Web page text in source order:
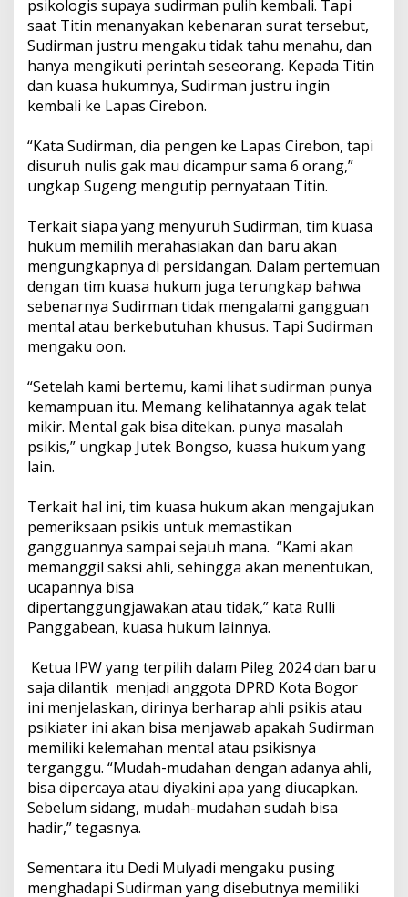
psikologis supaya sudirman pulih kembali. Tapi
saat Titin menanyakan kebenaran surat tersebut,
Sudirman justru mengaku tidak tahu menahu, dan
hanya mengikuti perintah seseorang. Kepada Titin
dan kuasa hukumnya, Sudirman justru ingin
kembali ke Lapas Cirebon.
“Kata Sudirman, dia pengen ke Lapas Cirebon, tapi
disuruh nulis gak mau dicampur sama 6 orang,”
ungkap Sugeng mengutip pernyataan Titin.
Terkait siapa yang menyuruh Sudirman, tim kuasa
hukum memilih merahasiakan dan baru akan
mengungkapnya di persidangan. Dalam pertemuan
dengan tim kuasa hukum juga terungkap bahwa
sebenarnya Sudirman tidak mengalami gangguan
mental atau berkebutuhan khusus. Tapi Sudirman
mengaku oon.
“Setelah kami bertemu, kami lihat sudirman punya
kemampuan itu. Memang kelihatannya agak telat
mikir. Mental gak bisa ditekan. punya masalah
psikis,” ungkap Jutek Bongso, kuasa hukum yang
lain.
Terkait hal ini, tim kuasa hukum akan mengajukan
pemeriksaan psikis untuk memastikan
gangguannya sampai sejauh mana. “Kami akan
memanggil saksi ahli, sehingga akan menentukan,
ucapannya bisa
dipertanggungjawakan atau tidak,” kata Rulli
Panggabean, kuasa hukum lainnya.
Ketua IPW yang terpilih dalam Pileg 2024 dan baru
saja dilantik menjadi anggota DPRD Kota Bogor
ini menjelaskan, dirinya berharap ahli psikis atau
psikiater ini akan bisa menjawab apakah Sudirman
memiliki kelemahan mental atau psikisnya
terganggu. “Mudah-mudahan dengan adanya ahli,
bisa dipercaya atau diyakini apa yang diucapkan.
Sebelum sidang, mudah-mudahan sudah bisa
hadir,” tegasnya.
Sementara itu Dedi Mulyadi mengaku pusing
menghadapi Sudirman yang disebutnya memiliki